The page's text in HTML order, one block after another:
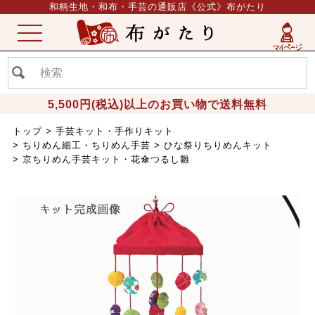
和柄生地・和布・手芸の通販店《公式》布がたり
5,500円(税込)以上のお買い物で送料無料
ME
NU
トップ
手芸キット・手作りキット
ちりめん細工・ちりめん手芸
ひな祭りちりめんキット
京ちりめん手芸キット・花傘つるし雛